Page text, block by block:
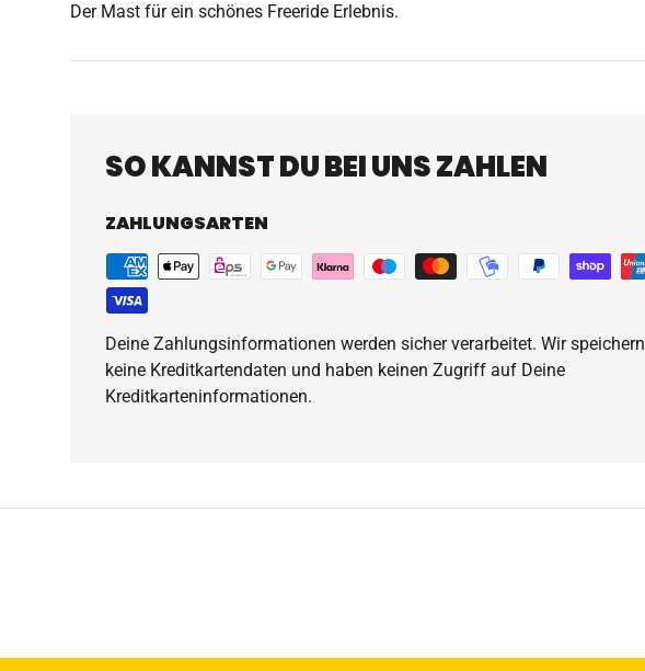
Der Mast für ein schönes Freeride Erlebnis.
SO KANNST DU BEI UNS ZAHLEN
ZAHLUNGSARTEN
Deine Zahlungsinformationen werden sicher verarbeitet. Wir speichern
keine Kreditkartendaten und haben keinen Zugriff auf Deine
Kreditkarteninformationen.